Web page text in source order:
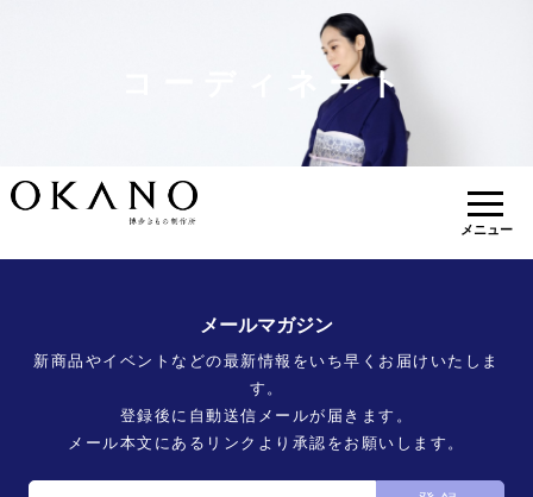
コーディネート
メニュー
メールマガジン
新商品やイベントなどの最新情報をいち早くお届けいたしま
す。
登録後に自動送信メールが届きます。
メール本文にあるリンクより承認をお願いします。